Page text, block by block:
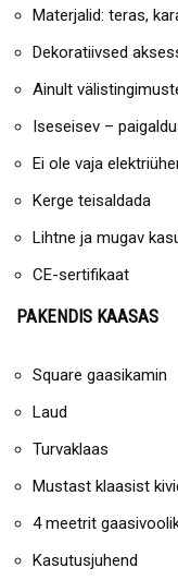
Materjalid: teras,
Dekoratiivsed
Ainult
Iseseisev –
Ei ole vaja
Kerge teisaldada
Lihtne ja mugav
CE-sertifikaat
PAKENDIS KAASAS
Square gaasikamin
Laud
Turvaklaas
Mustast klaasist
4 meetrit
Kasutusjuhend